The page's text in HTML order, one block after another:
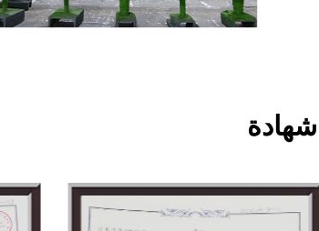
شهادة